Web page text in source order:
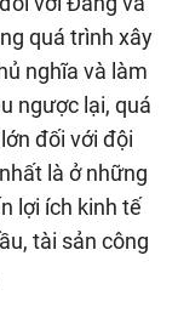
quá trình xây
nghĩa và làm
ngược lại, quá
đối với đội
là ở những
lợi ích kinh tế
tài sản công